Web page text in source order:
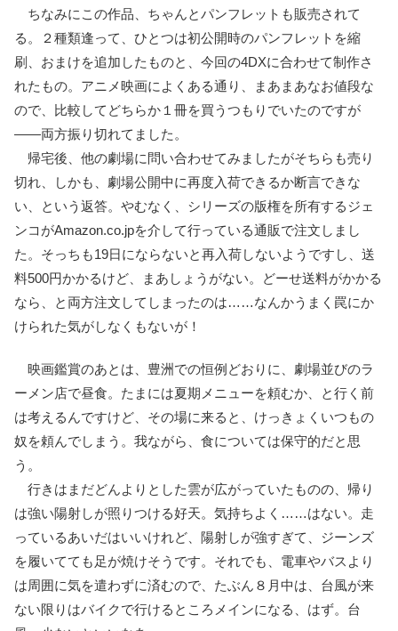
ちなみにこの作品、ちゃんとパンフレットも販売されて
る。２種類逢って、ひとつは初公開時のパンフレットを縮
刷、おまけを追加したものと、今回の4DXに合わせて制作さ
れたもの。アニメ映画によくある通り、まあまあなお値段な
ので、比較してどちらか１冊を買うつもりでいたのですが
――両方振り切れてました。
帰宅後、他の劇場に問い合わせてみましたがそちらも売り
切れ、しかも、劇場公開中に再度入荷できるか断言できな
い、という返答。やむなく、シリーズの版権を所有するジェ
ンコがAmazon.co.jpを介して行っている通販で注文しまし
た。そっちも19日にならないと再入荷しないようですし、送
料500円かかるけど、まあしょうがない。どーせ送料がかかる
なら、と両方注文してしまったのは……なんかうまく罠にか
けられた気がしなくもないが！
映画鑑賞のあとは、豊洲での恒例どおりに、劇場並びのラ
ーメン店で昼食。たまには夏期メニューを頼むか、と行く前
は考えるんですけど、その場に来ると、けっきょくいつもの
奴を頼んでしまう。我ながら、食については保守的だと思
う。
行きはまだどんよりとした雲が広がっていたものの、帰り
は強い陽射しが照りつける好天。気持ちよく……はない。走
っているあいだはいいけれど、陽射しが強すぎて、ジーンズ
を履いてても足が焼けそうです。それでも、電車やバスより
は周囲に気を遣わずに済むので、たぶん８月中は、台風が来
ない限りはバイクで行けるところメインになる、はず。台